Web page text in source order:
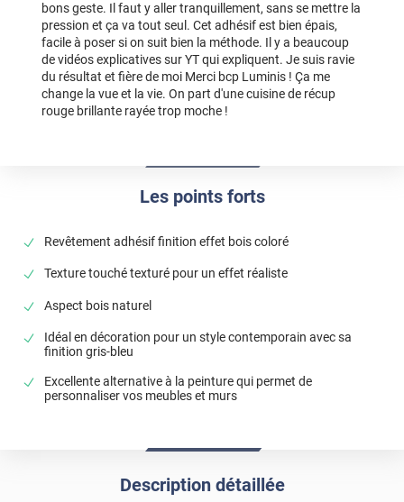
Les points forts
Revêtement adhésif finition effet bois coloré
Texture touché texturé pour un effet réaliste
Aspect bois naturel
Idéal en décoration pour un style contemporain avec sa
finition gris-bleu
Excellente alternative à la peinture qui permet de
personnaliser vos meubles et murs
bons geste. Il faut y aller tranquillement, sans se mettre la
pression et ça va tout seul. Cet adhésif est bien épais,
facile à poser si on suit bien la méthode. Il y a beaucoup
de vidéos explicatives sur YT qui expliquent. Je suis ravie
du résultat et fière de moi Merci bcp Luminis ! Ça me
change la vue et la vie. On part d'une cuisine de récup
rouge brillante rayée trop moche !
Description détaillée